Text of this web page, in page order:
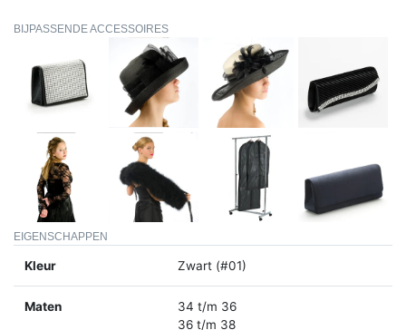
BIJPASSENDE ACCESSOIRES
EIGENSCHAPPEN
Kleur Zwart (#01)
Maten
34 t/m 36
36 t/m 38